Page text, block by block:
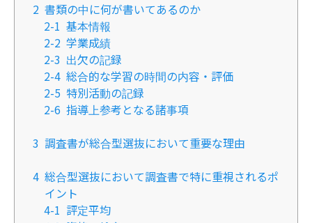
2 書類の中に何が書いてあるのか
2-1 基本情報
2-2 学業成績
2-3 出欠の記録
2-4 総合的な学習の時間の内容・評価
2-5 特別活動の記録
2-6 指導上参考となる諸事項
3 調査書が総合型選抜において重要な理由
4 総合型選抜において調査書で特に重視されるポ
イント
4-1 評定平均